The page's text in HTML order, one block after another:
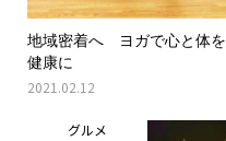
地域密着へ ヨガで心と体を
健康に
2021.02.12
グルメ